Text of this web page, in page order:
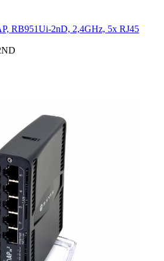
RB951Ui-2nD, 2,4GHz, 5x RJ45